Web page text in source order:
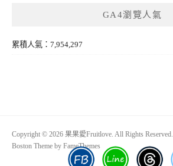
GA4瀏覽人氣
累積人氣：7,954,297
Copyright © 2026 果果愛Fruitlove. All Rights Reserved.
Boston Theme by FameThemes